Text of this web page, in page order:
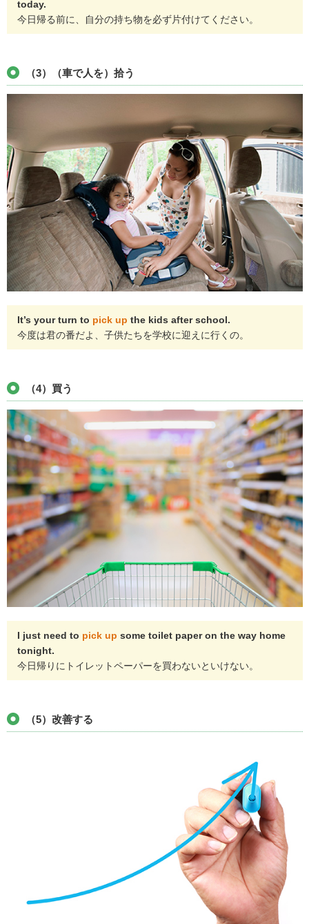
today.
今日帰る前に、自分の持ち物を必ず片付けてください。
（3）（車で人を）拾う
It’s your turn to pick up the kids after school.
今度は君の番だよ、子供たちを学校に迎えに行くの。
（4）買う
I just need to pick up some toilet paper on the way home
tonight.
今日帰りにトイレットペーパーを買わないといけない。
（5）改善する